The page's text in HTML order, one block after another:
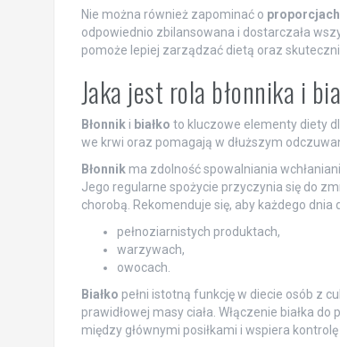
Nie można również zapominać o
odpowiednio zbilansowana i dostarczała
pomoże lepiej zarządzać dietą oraz
Jaka jest rola błonnika i
Błonniki białko to kluczowe elementy diety
we krwi oraz pomagają w dłuższym
Błonnikma zdolność spowalniania
Jego regularne spożycie przyczynia się do
chorobą. Rekomenduje się, aby każdego
pełnoziarnistych produktach,
warzywach,
owocach.
Białko pełni istotną funkcję w diecie osób z
prawidłowej masy ciała. Włączenie białka
między głównymi posiłkami i wspiera kontrolę